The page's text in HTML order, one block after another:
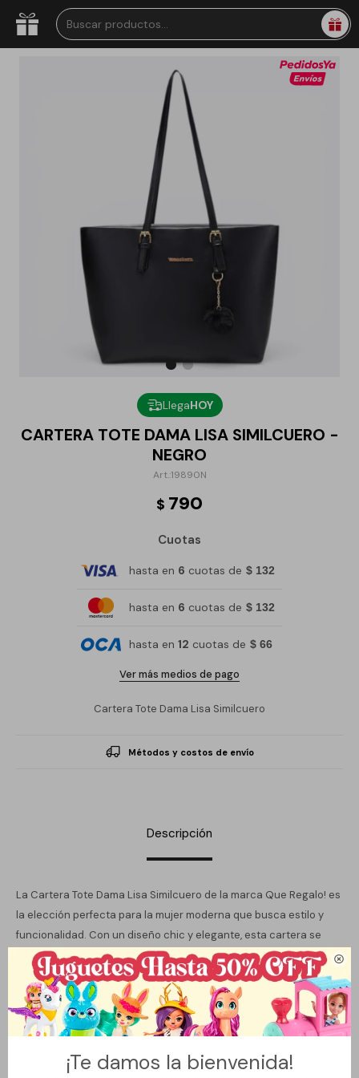

¡Te damos la bienvenida!
LlegaHOY
CARTERA TOTE DAMA LISA SIMILCUERO -
NEGRO
19890N
$ 790
Cuotas
hasta en 6 cuotas de $ 132
hasta en 6 cuotas de $ 132
hasta en 12 cuotas de $ 66
Ver más medios de pago
Cartera Tote Dama Lisa Similcuero
Métodos y costos de envío
Descripción
La Cartera Tote Dama Lisa Similcuero de la marca Que Regalo! es
la elección perfecta para la mujer moderna que busca estilo y
funcionalidad. Con un diseño chic y elegante, esta cartera se
adapta a cualquier ocasión, desde un día de trabajo hasta una
salida casual. Su material sintético de alta calidad garantiza
durabilidad y un aspecto sofisticado.
El forro interior proporciona un acabado cuidado, ideal para
cuenta con un cierre seguro que asegura que tus objetos